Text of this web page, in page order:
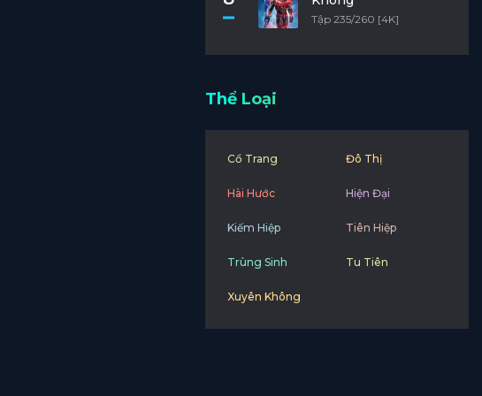
Tập 235/260 [4K]
Thể Loại
Cổ Trang Đô Thị
Hài Hước Hiện Đại
Kiếm Hiệp Tiên Hiệp
Trùng Sinh Tu Tiên
Xuyên Không